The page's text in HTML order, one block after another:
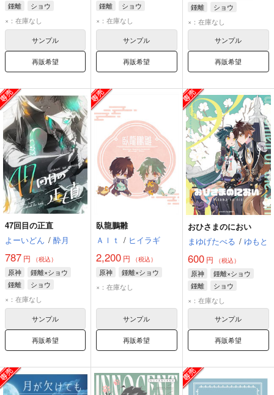
鍾離
ショウ
×：在庫なし
サンプル
再販希望
鍾離
ショウ
×：在庫なし
サンプル
再販希望
鍾離
ショウ
×：在庫なし
サンプル
再販希望
47回目の正直
よーいどん / 酔月
787 円 （税込）
原神
鍾離×ショウ
鍾離
ショウ
×：在庫なし
サンプル
再販希望
臥龍鵬雛
Ａｌｔ / ヒイラギ
2,200 円 （税込）
原神
鍾離×ショウ
×：在庫なし
サンプル
再販希望
おひさまのにおい
まゆげたべる / ゆもと
600円 （税込）
原神
鍾離×ショウ
鍾離
ショウ
×：在庫なし
サンプル
再販希望